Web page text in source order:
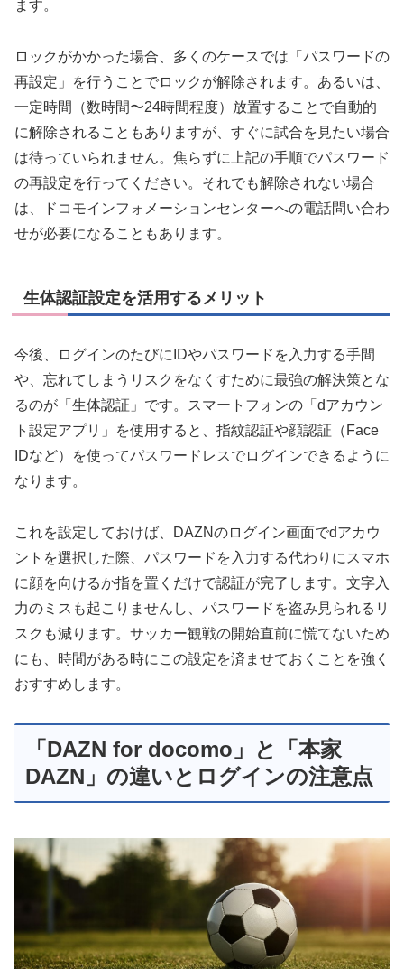
ます。
ロックがかかった場合、多くのケースでは「パスワードの
再設定」を行うことでロックが解除されます。あるいは、
一定時間（数時間〜24時間程度）放置することで自動的
に解除されることもありますが、すぐに試合を見たい場合
は待っていられません。焦らずに上記の手順でパスワード
の再設定を行ってください。それでも解除されない場合
は、ドコモインフォメーションセンターへの電話問い合わ
せが必要になることもあります。
生体認証設定を活用するメリット
今後、ログインのたびにIDやパスワードを入力する手間
や、忘れてしまうリスクをなくすために最強の解決策とな
るのが「生体認証」です。スマートフォンの「dアカウン
ト設定アプリ」を使用すると、指紋認証や顔認証（Face
IDなど）を使ってパスワードレスでログインできるように
なります。
これを設定しておけば、DAZNのログイン画面でdアカウ
ントを選択した際、パスワードを入力する代わりにスマホ
に顔を向けるか指を置くだけで認証が完了します。文字入
力のミスも起こりませんし、パスワードを盗み見られるリ
スクも減ります。サッカー観戦の開始直前に慌てないため
にも、時間がある時にこの設定を済ませておくことを強く
おすすめします。
「DAZN for docomo」と「本家
DAZN」の違いとログインの注意点